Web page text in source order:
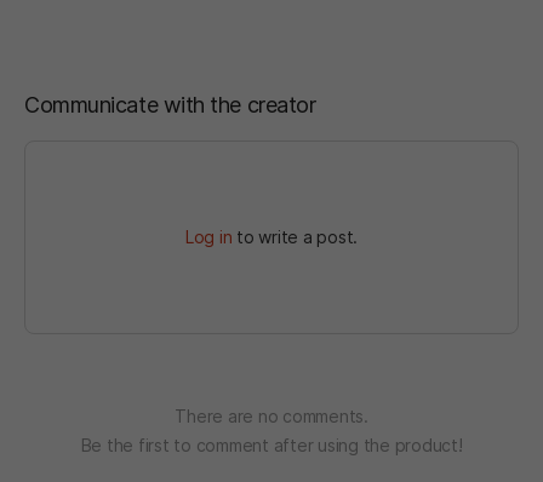
Communicate with the creator
Log in to write a post.
There are no comments.
Be the first to comment after using the product!